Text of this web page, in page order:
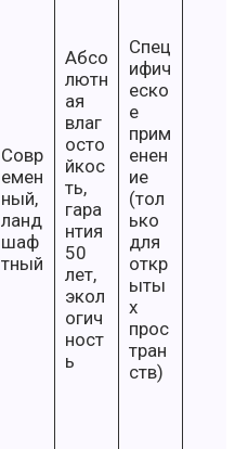
Совр
емен
ный,
ланд
шаф
тный
Абсо
лютн
ая
влаг
осто
йкос
ть,
гара
нтия
50
лет,
экол
огич
ност
ь
Спец
ифич
еско
е
прим
енен
ие
(тол
ько
для
откр
ыты
х
прос
тран
ств)